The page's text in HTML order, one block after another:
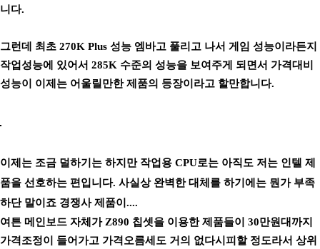
니다.
그런데 최초 270K Plus 성능 엠바고 풀리고 나서 게임 성능이라든지
작업성능에 있어서 285K 수준의 성능을 보여주게 되면서 가격대비
성능이 이제는 어울릴만한 제품의 등장이라고 할만합니다.
이제는 조금 덜하기는 하지만 작업용 CPU로는 아직도 저는 인텔 제
품을 선호하는 편입니다. 사실상 완벽한 대체를 하기에는 뭔가 부족
하단 말이죠 경쟁사 제품이....
여튼 메인보드 자체가 Z890 칩셋을 이용한 제품들이 30만원대까지
가격조정이 들어가고 가격오름세도 거의 없다시피할 정도라서 상위